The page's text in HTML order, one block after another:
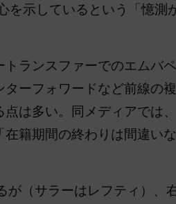
を示しているという「憶測
ランスファーでのエムバ
ーフォワードなど前線の
は多い。同メディアでは
籍期間の終わりは間違い
（サラーはレフティ）、